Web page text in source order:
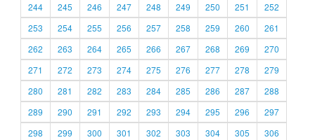
244
245 246 247 248 249 250 251
252
253
254 255 256 257 258 259 260
261
262
263 264 265 266 267 268 269
270
271
272 273 274 275 276 277 278
279
280
281 282 283 284 285 286 287
288
289
290 291 292 293 294 295 296
297
298
299 300 301 302 303 304 305 306